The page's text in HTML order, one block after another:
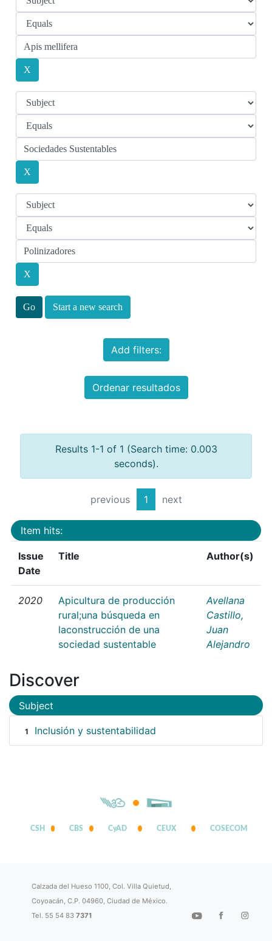
Start a new search
Add filters:
Ordenar resultados
Results 1-1 of 1 (Search time: 0.003
seconds).
previous 1 next
Item hits:
Issue
Date
Title Author(s)
2020
Apicultura de producción
rural;una búsqueda en
laconstrucción de una
sociedad sustentable
Avellana
Castillo,
Juan
Alejandro
Discover
Subject
1 Inclusión y sustentabilidad
CSH CBS CyAD CEUX COSECOM
Calzada del Hueso 1100, Col. Villa Quietud,
Coyoacán, C.P. 04960, Ciudad de México.
Tel. 55 54 837371